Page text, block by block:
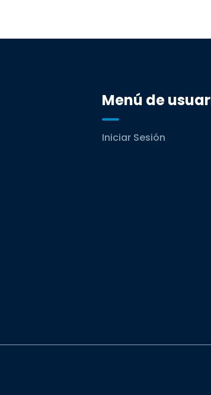
Menú de
Iniciar Sesión